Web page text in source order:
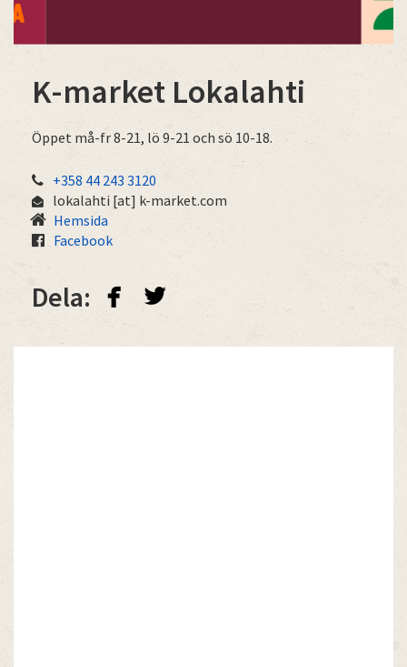
K-market Lokalahti
Öppet må-fr 8-21, lö 9-21 och sö 10-18.
+358 44 243 3120
lokalahti [at] k-market.com
Hemsida
Facebook
Dela: facebook twitterbird